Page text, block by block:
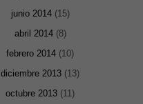
junio 2014(15)
abril 2014(8)
febrero 2014 (10)
diciembre 2013 (13)
octubre 2013 (11)
Al compartir tus
comportamiento
nuestro sitio,
aumentas la
posibilidad de
ver contenido y
ofertas